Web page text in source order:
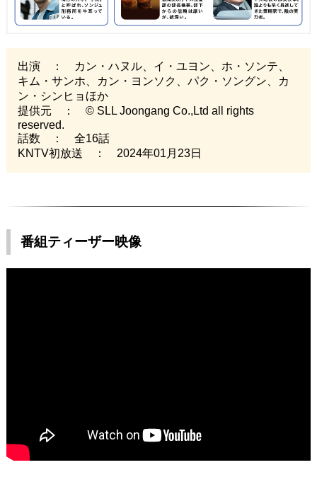
出演 ： カン・ハヌル、イ・ユヨン、ホ・ソンテ、
キム・サンホ、カン・ヨンソク、パク・ソングン、カ
ン・シンヒョほか
提供元 ： © SLL Joongang Co.,Ltd all rights
reserved.
話数 ： 全16話
KNTV初放送 ： 2024年01月23日
番組ティーザー映像